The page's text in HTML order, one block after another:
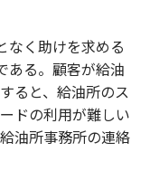
なく助けを求める
ある。顧客が給油
ると、給油所のス
ドの利用が難しい
油所事務所の連絡